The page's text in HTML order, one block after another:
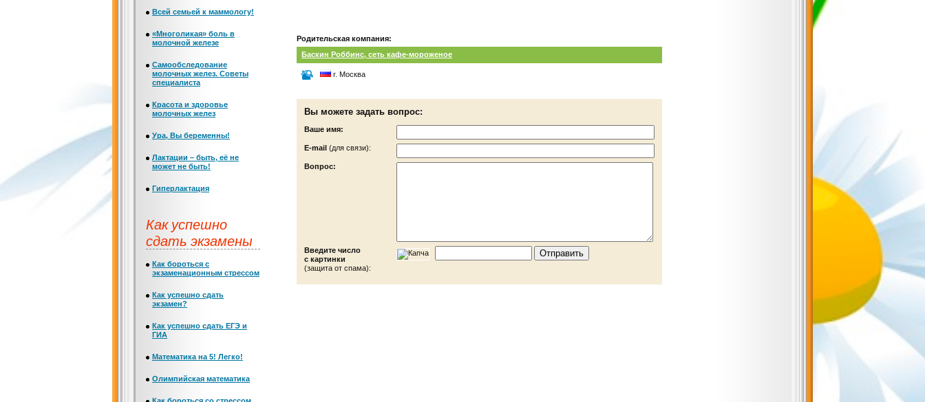
Родительская компания:
Баскин Роббинс, сеть кафе-мороженое
г. Москва
Вы можете задать вопрос:
Ваше имя:
Е-mail (для связи):
Вопрос:
Введите число
с картинки
(защита от спама):
Всей семьей к маммологу!
«Многоликая» боль в
молочной железе
Самообследование
молочных желез. Советы
специалиста
Красота и здоровье
молочных желез
Ура, Вы беременны!
Лактации – быть, её не
может не быть!
Гиперлактация
Как успешно
сдать экзамены
Как бороться с
экзаменационным стрессом
Как успешно сдать
экзамен?
Как успешно сдать ЕГЭ и
ГИА
Математика на 5! Легко!
Олимпийская математика